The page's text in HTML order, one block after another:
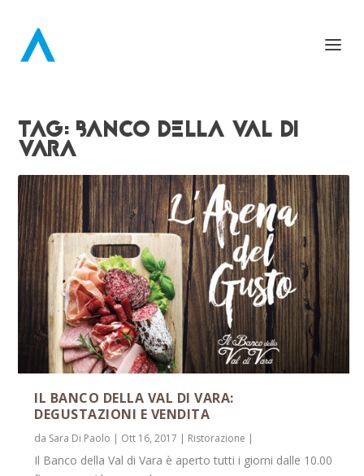
TAG: BANCO DELLA VAL DI
VARA
IL BANCO DELLA VAL DI VARA:
DEGUSTAZIONI E VENDITA
da Sara Di Paolo | Ott 16, 2017 | Ristorazione |
Il Banco della Val di Vara è aperto tutti i giorni dalle 10.00